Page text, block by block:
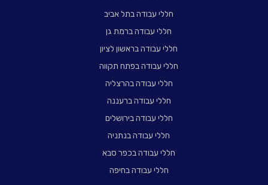
חללי עבודה בתל אביב
חללי עבודה ברמת גן
חללי עבודה בראשון לציון
חללי עבודה בפתח תקווה
חללי עבודה בהרצליה
חללי עבודה ברעננה
חללי עבודה בירושלים
חללי עבודה בנתניה
חללי עבודה בכפר סבא
חללי עבודה בחיפה